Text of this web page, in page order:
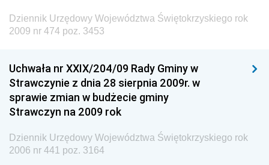
Dziennik Urzędowy Ministra Edukacji
Dziennik Urzędowy Ministra Przemysłu
Dziennik Urzędowy Ministra Finansów i Gospodarki
Dziennik Urzędowy Ministra do Spraw Unii
Dziennik Urzędowy Agencji Wywiadu
Dziennik Urzędowy Województwa Świętokrzyskiego rok
2009 nr 474 poz. 3453
Uchwała nr XXIX/204/09 Rady Gminy w
Strawczynie z dnia 28 sierpnia 2009r. w
sprawie zmian w budżecie gminy
Strawczyn na 2009 rok
Dziennik Urzędowy Województwa Świętokrzyskiego rok
2006 nr 441 poz. 3164